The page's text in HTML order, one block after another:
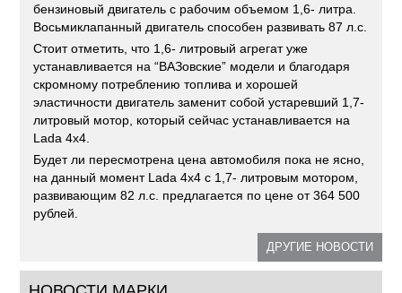
бензиновый двигатель с рабочим объемом 1,6- литра.
Восьмиклапанный двигатель способен развивать 87 л.с.
Стоит отметить, что 1,6- литровый агрегат уже
устанавливается на “ВАЗовские” модели и благодаря
скромному потреблению топлива и хорошей
эластичности двигатель заменит собой устаревший 1,7-
литровый мотор, который сейчас устанавливается на
Lada 4х4.
Будет ли пересмотрена цена автомобиля пока не ясно,
на данный момент Lada 4х4 с 1,7- литровым мотором,
развивающим 82 л.с. предлагается по цене от 364 500
рублей.
ДРУГИЕ НОВОСТИ